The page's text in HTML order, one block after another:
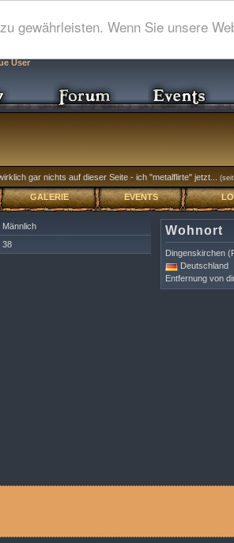
gewährleisten. Wenn Sie unsere
User
gar nichts auf dieser Seite - ich "metalflirte" jetzt...
GALERIE EVENTS
Wohnort
Dingenskirchen
Deutschland
Entfernung von
Männlich
38